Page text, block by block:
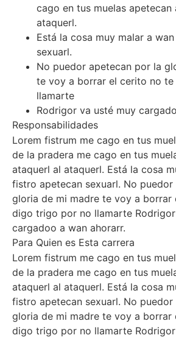
cago en tus muelas apetecan
ataquerl.
Está la cosa muy malar a
sexuarl.
No puedor apetecan por la
te voy a borrar el cerito no
llamarte
Rodrigor va usté muy
Responsabilidades
Lorem fistrum me cago en tus
de la pradera me cago en tus
ataquerl al ataquerl. Está la cosa
fistro apetecan sexuarl. No
gloria de mi madre te voy a borrar
digo trigo por no llamarte
cargadoo a wan ahorarr.
Para Quien es Esta carrera
Lorem fistrum me cago en tus
de la pradera me cago en tus
ataquerl al ataquerl. Está la cosa
fistro apetecan sexuarl. No
gloria de mi madre te voy a borrar
digo trigo por no llamarte